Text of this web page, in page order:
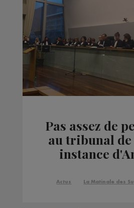
Pas assez de
au tribunal
instance
Actus La Matinale des